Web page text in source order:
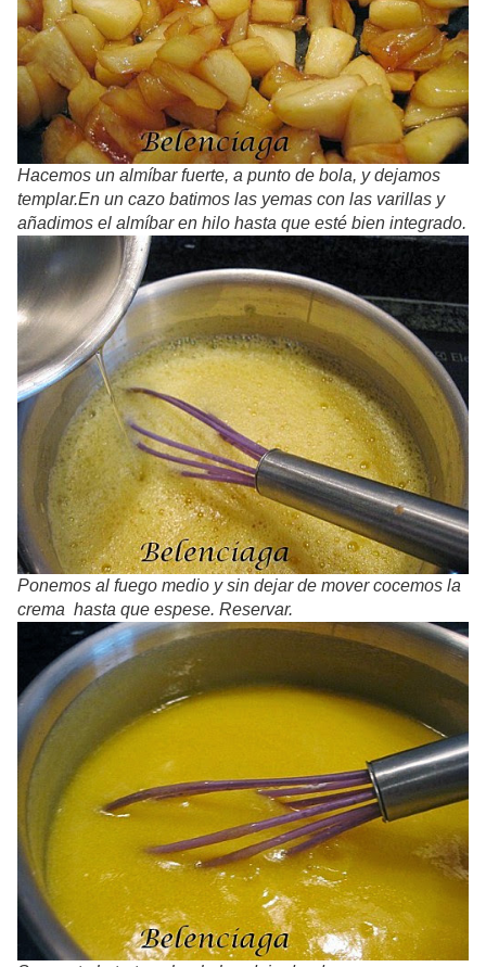
Hacemos un almíbar fuerte, a punto de bola, y dejamos
templar.En un cazo batimos las yemas con las varillas y
añadimos el almíbar en hilo hasta que esté bien integrado.
Ponemos al fuego medio y sin dejar de mover cocemos la
crema hasta que espese. Reservar.